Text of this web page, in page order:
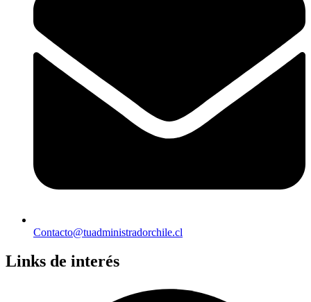
Contacto@tuadministradorchile.cl
Links de interés